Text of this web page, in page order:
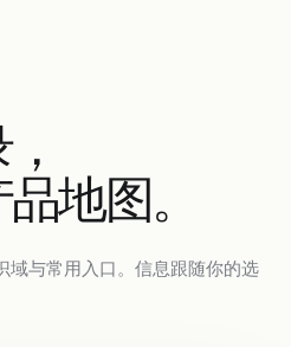
地图。
域与常用入口。信息跟随你的选